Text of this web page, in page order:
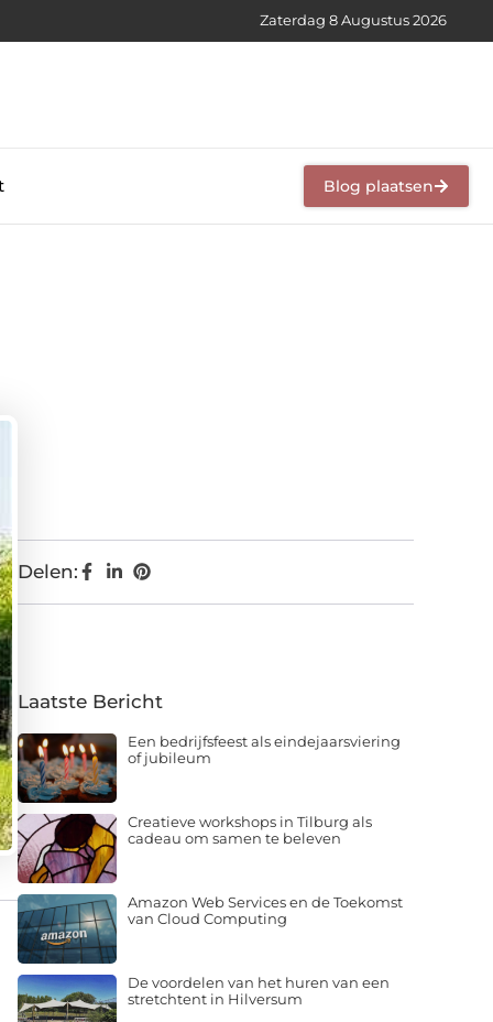
Zaterdag 8 Augustus 2026
Blog plaatsen
Delen:
Laatste Bericht
Een bedrijfsfeest als eindejaarsviering
of jubileum
Creatieve workshops in Tilburg als
cadeau om samen te beleven
Amazon Web Services en de Toekomst
van Cloud Computing
De voordelen van het huren van een
stretchtent in Hilversum